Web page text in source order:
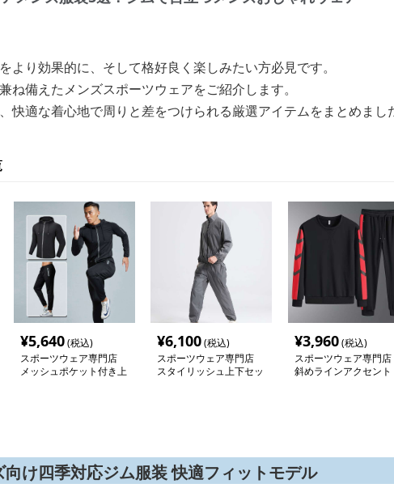
より効果的に、そして格好良く楽しみたい方必見です。
ね備えたメンズスポーツウェアをご紹介します。
快適な着心地で周りと差をつけられる厳選アイテムをまとめまし
¥5,640(税込)
スポーツウェア専門店
メッシュポケット付き上
¥6,100(税込)
スポーツウェア専門店
スタイリッシュ上下セッ
¥3,960(税込)
スポーツウェア専門店
斜めラインアクセント
け四季対応ジム服装 快適フィットモデル